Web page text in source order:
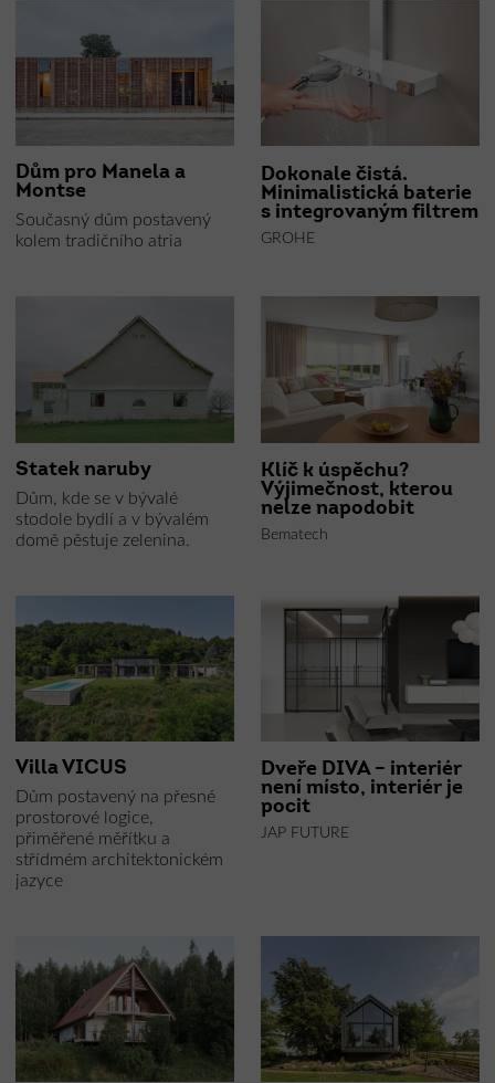
Dům pro Manela a
Montse
Současný dům postavený
kolem tradičního atria
Dokonale čistá.
Minimalistická baterie
s integrovaným filtrem
GROHE
Statek naruby
Dům, kde se v bývalé
stodole bydlí a v bývalém
domě pěstuje zelenina.
Klíč k úspěchu?
Výjimečnost, kterou
nelze napodobit
Bematech
Villa VICUS
Dům postavený na přesné
prostorové logice,
přiměřené měřítku a
střídmém architektonickém
jazyce
Dveře DIVA – interiér
není místo, interiér je
pocit
JAP FUTURE